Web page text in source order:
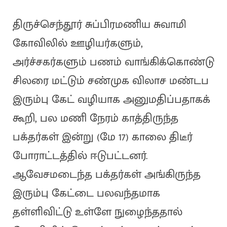
திருச்செந்தூர் சுப்பிரமணிய சுவாமி
கோவிலில் ஊழியர்களும்,
அர்ச்சகர்களும் பணம் வாங்கிக்கொண்டு
சிலரை மட்டும் சண்முக விலாச மண்டப
இரும்பு கேட் வழியாக அனுமதிப்பதாகக்
கூறி, பல மணி நேரம் காத்திருந்த
பக்தர்கள் இன்று (மே 17) காலை திடீர்
போராட்டத்தில் ஈடுபட்டனர்.
ஆவேசமடைந்த பக்தர்கள் அங்கிருந்த
இரும்பு கேட்டை பலவந்தமாக
தள்ளிவிட்டு உள்ளே நுழைந்ததால்